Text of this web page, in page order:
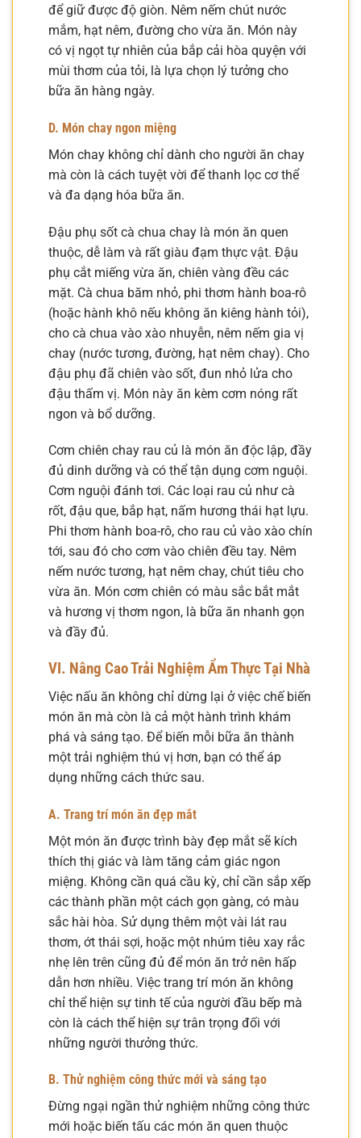
để giữ được độ giòn. Nêm nếm chút nước
mắm, hạt nêm, đường cho vừa ăn. Món này
có vị ngọt tự nhiên của bắp cải hòa quyện với
mùi thơm của tỏi, là lựa chọn lý tưởng cho
bữa ăn hàng ngày.
D. Món chay ngon miệng
Món chay không chỉ dành cho người ăn chay
mà còn là cách tuyệt vời để thanh lọc cơ thể
và đa dạng hóa bữa ăn.
Đậu phụ sốt cà chua chay là món ăn quen
thuộc, dễ làm và rất giàu đạm thực vật. Đậu
phụ cắt miếng vừa ăn, chiên vàng đều các
mặt. Cà chua băm nhỏ, phi thơm hành boa-rô
(hoặc hành khô nếu không ăn kiêng hành tỏi),
cho cà chua vào xào nhuyễn, nêm nếm gia vị
chay (nước tương, đường, hạt nêm chay). Cho
đậu phụ đã chiên vào sốt, đun nhỏ lửa cho
đậu thấm vị. Món này ăn kèm cơm nóng rất
ngon và bổ dưỡng.
Cơm chiên chay rau củ là món ăn độc lập, đầy
đủ dinh dưỡng và có thể tận dụng cơm nguội.
Cơm nguội đánh tơi. Các loại rau củ như cà
rốt, đậu que, bắp hạt, nấm hương thái hạt lựu.
Phi thơm hành boa-rô, cho rau củ vào xào chín
tới, sau đó cho cơm vào chiên đều tay. Nêm
nếm nước tương, hạt nêm chay, chút tiêu cho
vừa ăn. Món cơm chiên có màu sắc bắt mắt
và hương vị thơm ngon, là bữa ăn nhanh gọn
và đầy đủ.
VI. Nâng Cao Trải Nghiệm Ẩm Thực Tại Nhà
Việc nấu ăn không chỉ dừng lại ở việc chế biến
món ăn mà còn là cả một hành trình khám
phá và sáng tạo. Để biến mỗi bữa ăn thành
một trải nghiệm thú vị hơn, bạn có thể áp
dụng những cách thức sau.
A. Trang trí món ăn đẹp mắt
Một món ăn được trình bày đẹp mắt sẽ kích
thích thị giác và làm tăng cảm giác ngon
miệng. Không cần quá cầu kỳ, chỉ cần sắp xếp
các thành phần một cách gọn gàng, có màu
sắc hài hòa. Sử dụng thêm một vài lát rau
thơm, ớt thái sợi, hoặc một nhúm tiêu xay rắc
nhẹ lên trên cũng đủ để món ăn trở nên hấp
dẫn hơn nhiều. Việc trang trí món ăn không
chỉ thể hiện sự tinh tế của người đầu bếp mà
còn là cách thể hiện sự trân trọng đối với
những người thưởng thức.
B. Thử nghiệm công thức mới và sáng tạo
Đừng ngại ngần thử nghiệm những công thức
mới hoặc biến tấu các món ăn quen thuộc